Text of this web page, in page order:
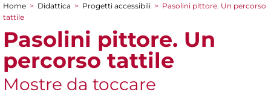
Tu sei qui
Home > Didattica > Progetti accessibili > Pasolini pittore. Un percorso
tattile
Pasolini pittore. Un
percorso tattile
Mostre da toccare